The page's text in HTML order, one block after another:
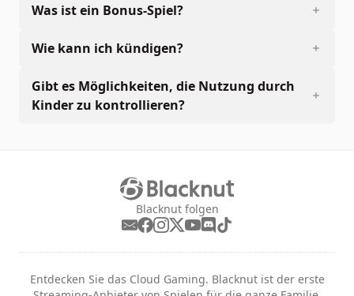
Was ist ein Bonus-Spiel?
Wie kann ich kündigen?
Gibt es Möglichkeiten, die Nutzung durch
Kinder zu kontrollieren?
Blacknut folgen
Entdecken Sie das Cloud Gaming. Blacknut ist der erste